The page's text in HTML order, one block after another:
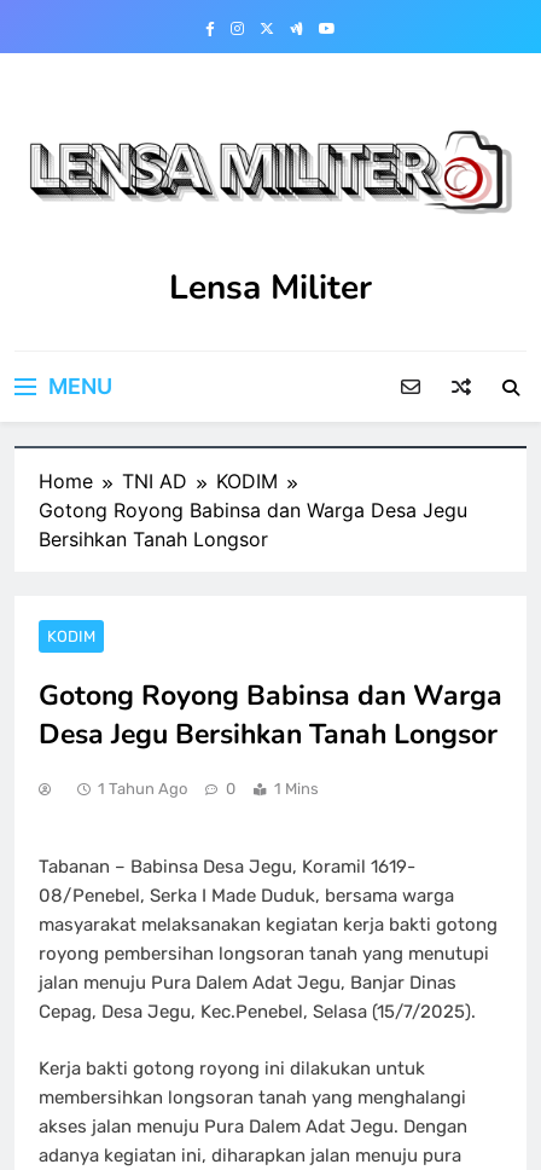
Lensa Militer
MENU
Home TNI AD
KODIM
Gotong Royong Babinsa dan Warga Desa Jegu
Bersihkan Tanah Longsor
KODIM
Gotong Royong Babinsa dan Warga
Desa Jegu Bersihkan Tanah Longsor
1 Tahun Ago 0 1 Mins
Tabanan – Babinsa Desa Jegu, Koramil 1619-
08/Penebel, Serka I Made Duduk, bersama warga
masyarakat melaksanakan kegiatan kerja bakti gotong
royong pembersihan longsoran tanah yang menutupi
jalan menuju Pura Dalem Adat Jegu, Banjar Dinas
Cepag, Desa Jegu, Kec.Penebel, Selasa (15/7/2025).
Kerja bakti gotong royong ini dilakukan untuk
membersihkan longsoran tanah yang menghalangi
akses jalan menuju Pura Dalem Adat Jegu. Dengan
adanya kegiatan ini, diharapkan jalan menuju pura